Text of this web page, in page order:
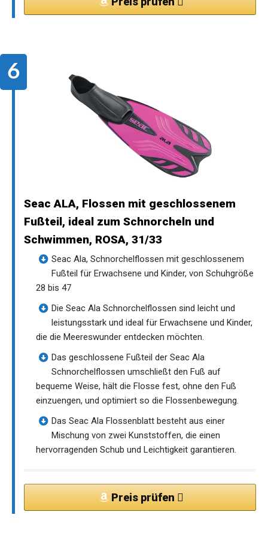
Seac ALA, Flossen mit geschlossenem
Fußteil, ideal zum Schnorcheln und
Schwimmen, ROSA, 31/33
Seac Ala, Schnorchelflossen mit geschlossenem
Fußteil für Erwachsene und Kinder, von Schuhgröße
28 bis 47
Die Seac Ala Schnorchelflossen sind leicht und
leistungsstark und ideal für Erwachsene und Kinder,
die die Meereswunder entdecken möchten.
Das geschlossene Fußteil der Seac Ala
Schnorchelflossen umschließt den Fuß auf
bequeme Weise, hält die Flosse fest, ohne den Fuß
einzuengen, und optimiert so die Flossenbewegung.
Das Seac Ala Flossenblatt besteht aus einer
Mischung von zwei Kunststoffen, die einen
hervorragenden Schub und Leichtigkeit garantieren.
Preis prüfen